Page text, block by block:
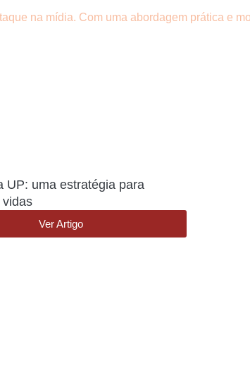
na mídia. Com uma abordagem prática e
UP: uma estratégia para
Ver Artigo